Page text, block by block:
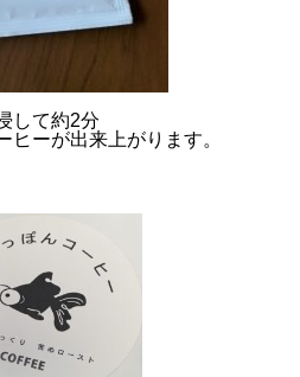
して約2分
ヒーが出来上がります。